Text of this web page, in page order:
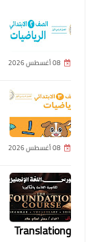
08 أغسطس 2026
08 أغسطس 2026
وTranslation